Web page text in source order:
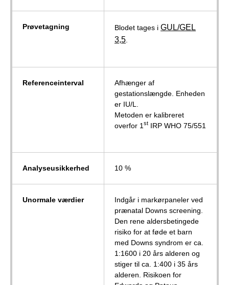
Prøvetagning Blodet tages i GUL/GEL
3,5
Referenceinterval
Afhænger af
gestationslængde. Enheden
er IU/L.
Metoden er kalibreret
overfor 1 st IRP WHO 75/551
Analyseusikkerhed 10 %
Unormale værdier
Indgår i markørpaneler ved
prænatal Downs screening.
Den rene aldersbetingede
risiko for at føde et barn
med Downs syndrom er ca.
1:1600 i 20 års alderen og
stiger til ca. 1:400 i 35 års
alderen. Risikoen for